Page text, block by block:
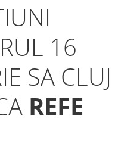
16
SA CLUJ
REFE